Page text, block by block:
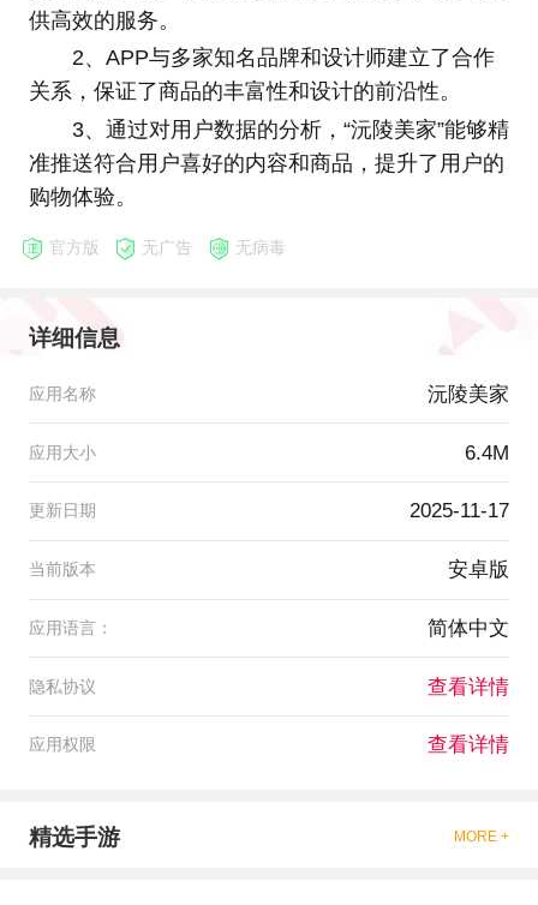
供高效的服务。
2、APP与多家知名品牌和设计师建立了合作
关系，保证了商品的丰富性和设计的前沿性。
3、通过对用户数据的分析，“沅陵美家”能够精
准推送符合用户喜好的内容和商品，提升了用户的
购物体验。
官方版 无广告 无病毒
详细信息
应用名称 沅陵美家
应用大小 6.4M
更新日期 2025-11-17
当前版本 安卓版
应用语言： 简体中文
隐私协议 查看详情
应用权限 查看详情
精选手游 MORE +